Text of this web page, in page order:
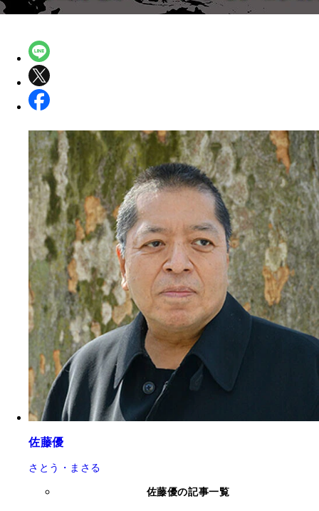
佐藤優
さとう・まさる
佐藤優の記事一覧